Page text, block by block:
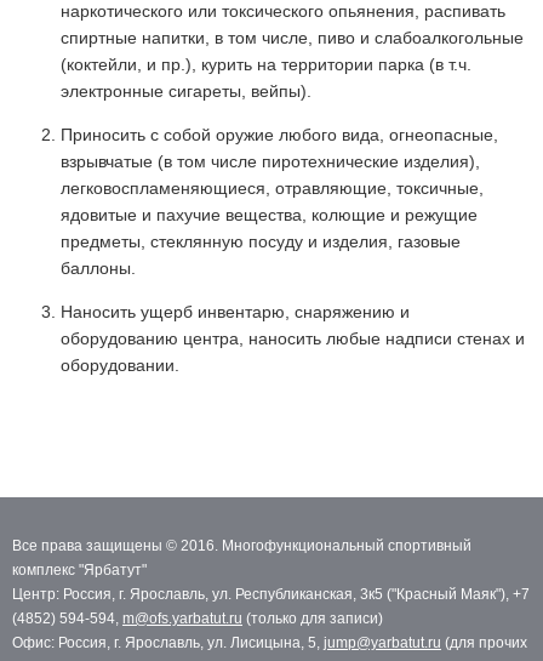
наркотического или токсического опьянения, распивать
спиртные напитки, в том числе, пиво и слабоалкогольные
(коктейли, и пр.), курить на территории парка (в т.ч.
электронные сигареты, вейпы).
Приносить с собой оружие любого вида, огнеопасные,
взрывчатые (в том числе пиротехнические изделия),
легковоспламеняющиеся, отравляющие, токсичные,
ядовитые и пахучие вещества, колющие и режущие
предметы, стеклянную посуду и изделия, газовые
баллоны.
Наносить ущерб инвентарю, снаряжению и
оборудованию центра, наносить любые надписи стенах и
оборудовании.
Все права защищены © 2016. Многофункциональный спортивный
комплекс "Ярбатут"
Центр: Россия, г. Ярославль, ул. Республиканская, 3к5 ("Красный Маяк"), +7
(4852) 594-594, m@ofs.yarbatut.ru (только для записи)
Офис: Россия, г. Ярославль, ул. Лисицына, 5, jump@yarbatut.ru (для прочих